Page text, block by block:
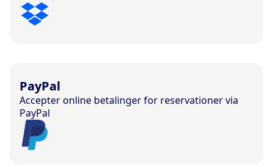
PayPal
Accepter online betalinger for reservationer via
PayPal